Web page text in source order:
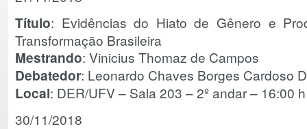
Título: Evidências do Hiato de Gênero e
Transformação Brasileira
Mestrando: Vinicius Thomaz de Campos
Debatedor: Leonardo Chaves Borges Cardoso
Local: DER/UFV – Sala 203 – 2º andar – 16:00 h
30/11/2018